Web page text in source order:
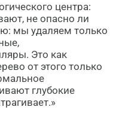
центра:
не опасно ли
мы удаляем только
Это как
от этого только
глубокие